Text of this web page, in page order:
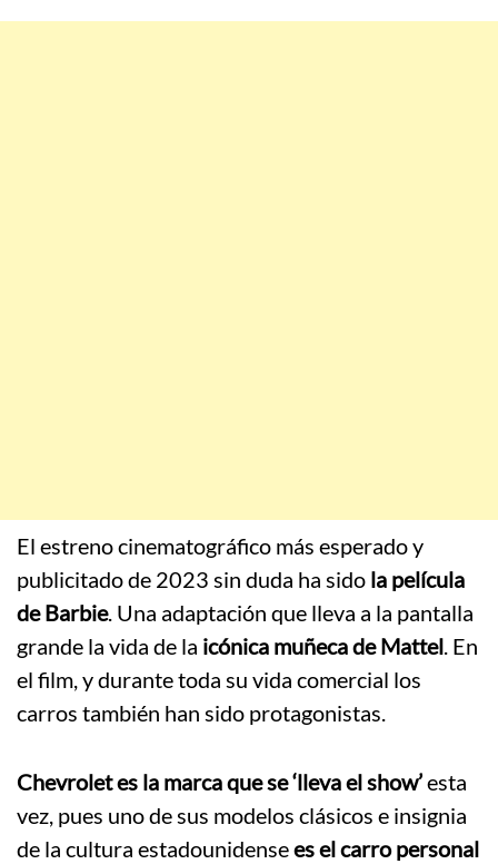
El estreno cinematográfico más esperado y
publicitado de 2023 sin duda ha sido la película
de Barbie. Una adaptación que lleva a la pantalla
grande la vida de la icónica muñeca de Mattel. En
el film, y durante toda su vida comercial los
carros también han sido protagonistas.
Chevrolet es la marca que se ‘lleva el show’esta
vez, pues uno de sus modelos clásicos e insignia
de la cultura estadounidensees el carro personal